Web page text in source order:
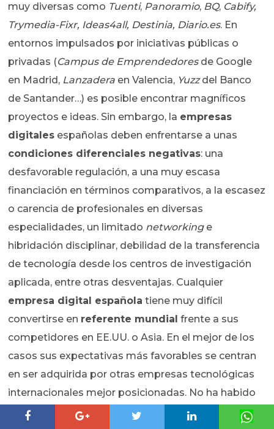
muy diversas como Tuenti, Panoramio, BQ, Cabify,
Trymedia-Fixr, Ideas4all, Destinia, Diario.es. En
entornos impulsados por iniciativas públicas o
privadas (Campus de Emprendedoresde Google
en Madrid, Lanzadera en Valencia, Yuzzdel Banco
de Santander…) es posible encontrar magníficos
proyectos e ideas. Sin embargo, la empresas
digitales españolas deben enfrentarse a unas
condiciones diferenciales negativas: una
desfavorable regulación, a una muy escasa
financiación en términos comparativos, a la escasez
o carencia de profesionales en diversas
especialidades, un limitado networkinge
hibridación disciplinar, debilidad de la transferencia
de tecnología desde los centros de investigación
aplicada, entre otras desventajas. Cualquier
empresa digital española tiene muy difícil
convertirse en referente mundial frente a sus
competidores en EE.UU. o Asia. En el mejor de los
casos sus expectativas más favorables se centran
en ser adquirida por otras empresas tecnológicas
internacionales mejor posicionadas. No ha habido
una apuesta clara para crear un
ecosistema